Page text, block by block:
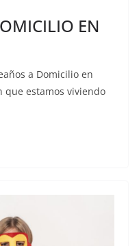
EN
a Domicilio en
que estamos viviendo